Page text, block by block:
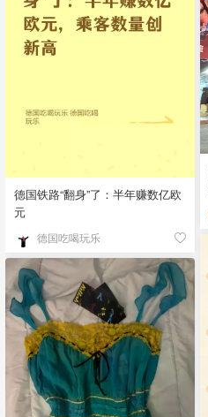
德国铁路“翻身”了：半年赚数亿欧
元
德国吃喝玩乐